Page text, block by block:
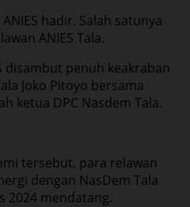
hadir. Salah satunya
ANIES Tala.
disambut penuh keakraban
Joko Pitoyo bersama
ketua DPC Nasdem Tala.
tersebut, para relawan
dengan NasDem Tala
2024 mendatang.